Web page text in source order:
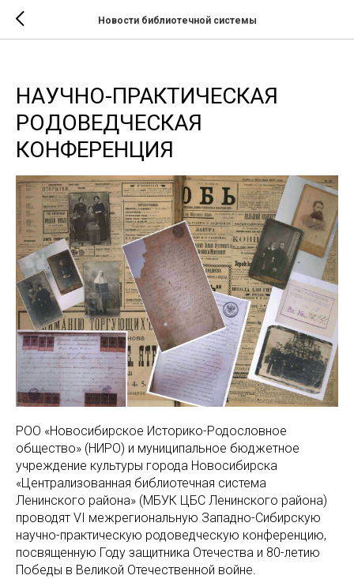
Новости библиотечной системы
НАУЧНО-ПРАКТИЧЕСКАЯ
РОДОВЕДЧЕСКАЯ
КОНФЕРЕНЦИЯ
РОО «Новосибирское Историко-Родословное
общество» (НИРО) и муниципальное бюджетное
учреждение культуры города Новосибирска
«Централизованная библиотечная система
Ленинского района» (МБУК ЦБС Ленинского района)
проводят VI межрегиональную Западно-Сибирскую
научно-практическую родоведческую конференцию,
посвященную Году защитника Отечества и 80-летию
Победы в Великой Отечественной войне.